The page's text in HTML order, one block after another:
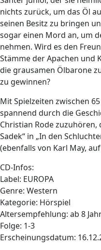
nichts zurück, um das Öl
seinen Besitz zu bringen
sogar einen Mord an, um
nehmen. Wird es den
Stämme der Apachen und
die grausamen Ölbarone
zu gewinnen?
Mit Spielzeiten zwischen
spannend durch die
Christian Rode zuzuhören,
Sadek“ in „In den
(ebenfalls von Karl May,
CD-Infos:
Label: EUROPA
Genre: Western
Kategorie: Hörspiel
Altersempfehlung: ab 8
Folge: 1-3
Erscheinungsdatum: